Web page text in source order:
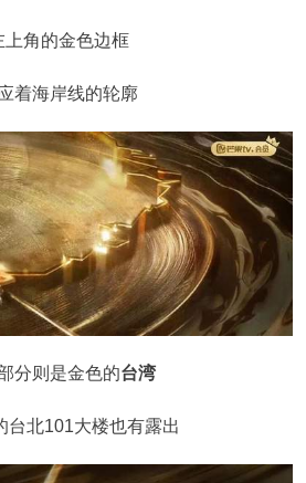
上角的金色边框
着海岸线的轮廓
分则是金色的台湾
台北101大楼也有露出